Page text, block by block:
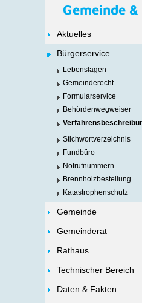
Gemeinde
Aktuelles
Bürgerservice
Lebenslagen
Gemeinderecht
Formularservice
Behördenwegweiser
Stichwortverzeichnis
Fundbüro
Notrufnummern
Brennholzbestellung
Katastrophenschutz
Gemeinde
Gemeinderat
Rathaus
Technischer Bereich
Daten & Fakten